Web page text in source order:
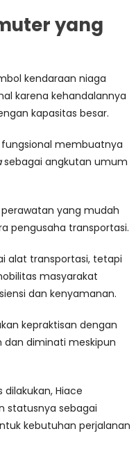
yang
kendaraan niaga
karena kehandalannya
kapasitas besar.
membuatnya
sebagai angkutan umum
yang mudah
pengusaha transportasi.
alat transportasi, tetapi
masyarakat
dan kenyamanan.
kepraktisan dengan
diminati meskipun
Hiace
statusnya sebagai
kebutuhan perjalanan